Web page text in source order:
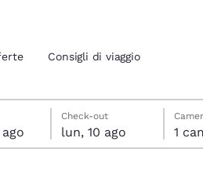
Consigli di viaggio
Check-out
lun, 10 ago
data di check-out selezionata
agosto data di check-in selezionata